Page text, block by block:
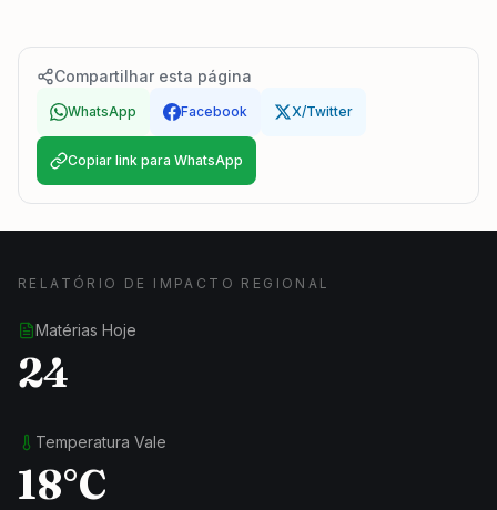
Compartilhar esta página
WhatsApp Facebook X/Twitter
Copiar link para WhatsApp
RELATÓRIO DE IMPACTO REGIONAL
Matérias Hoje
24
Temperatura Vale
18°C